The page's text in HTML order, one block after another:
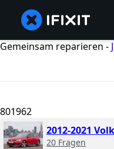
Gemeinsam reparieren -
801962
2012-2021
20 Fragen